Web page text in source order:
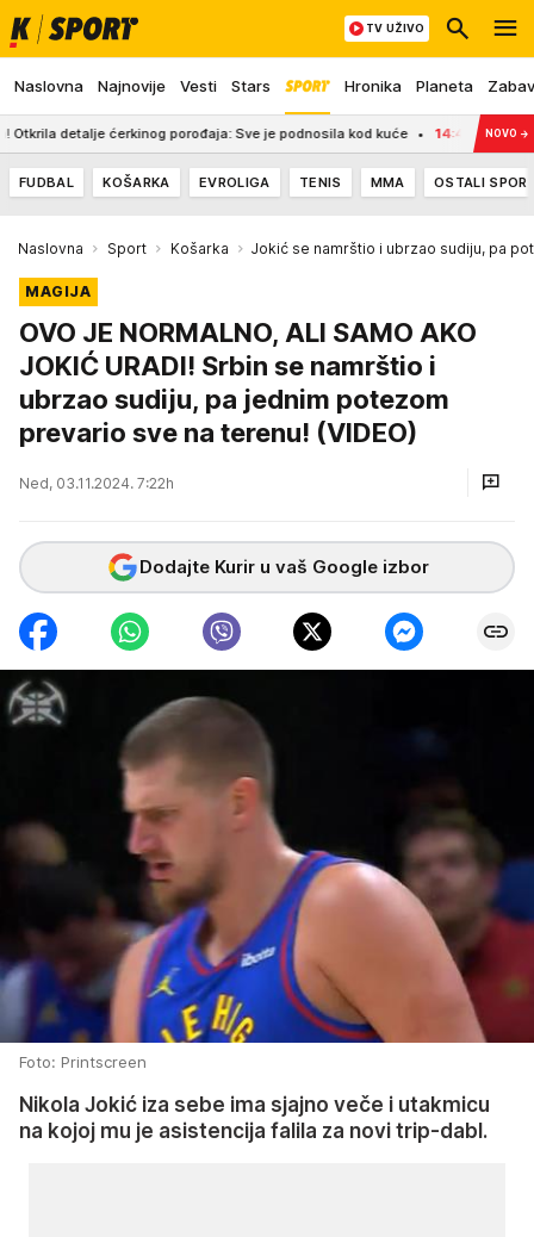
Naslovna Najnovije Vesti Stars Hronika Planeta
TV UŽIVO
detalje ćerkinog porođaja: Sve je podnosila kod kuće 14:49 Svi govore o
NOVO →
FUDBAL KOŠARKA EVROLIGA TENIS MMA OSTALI
Naslovna Sport Košarka Jokić se namrštio i ubrzao sudiju, pa
MAGIJA
OVO JE NORMALNO, ALI SAMO AKO
JOKIĆ URADI! Srbin se namrštio i
ubrzao sudiju, pa jednim potezom
prevario sve na terenu! (VIDEO)
Ned, 03.11.2024. 7:22h
Dodajte Kurir u vaš Google izbor
Foto: Printscreen
Nikola Jokić iza sebe ima sjajno veče i utakmicu
na kojoj mu je asistencija falila za novi trip-dabl.